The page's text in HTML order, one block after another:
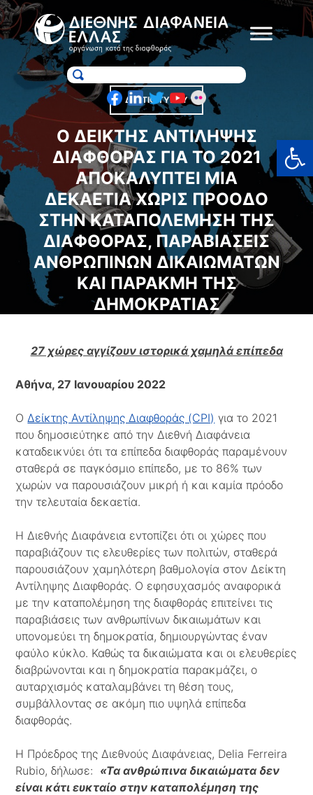
Skip
to
content
ΔΕΛΤΙΟ ΤΥΠΟΥ
Ο ΔΕΙΚΤΗΣ ΑΝΤΙΛΗΨΗΣ
ΔΙΑΦΘΟΡΑΣ ΓΙΑ ΤΟ 2021
ΑΠΟΚΑΛΥΠΤΕΙ ΜΙΑ
ΔΕΚΑΕΤΙΑ ΧΩΡΙΣ ΠΡΟΟΔΟ
ΣΤΗΝ ΚΑΤΑΠΟΛΕΜΗΣΗ ΤΗΣ
ΔΙΑΦΘΟΡΑΣ, ΠΑΡΑΒΙΑΣΕΙΣ
ΑΝΘΡΩΠΙΝΩΝ ΔΙΚΑΙΩΜΑΤΩΝ
ΚΑΙ ΠΑΡΑΚΜΗ ΤΗΣ
ΔΗΜΟΚΡΑΤΙΑΣ
27 χώρες αγγίζουν ιστορικά χαμηλά επίπεδα
Αθήνα, 27 Ιανουαρίου 2022
ΟΔείκτης Αντίληψης Διαφθοράς (CPI) για το 2021
που δημοσιεύτηκε από την Διεθνή Διαφάνεια
καταδεικνύει ότι τα επίπεδα διαφθοράς παραμένουν
σταθερά σε παγκόσμιο επίπεδο, με το 86% των
χωρών να παρουσιάζουν μικρή ή και καμία πρόοδο
την τελευταία δεκαετία.
Η Διεθνής Διαφάνεια εντοπίζει ότι οι χώρες που
παραβιάζουν τις ελευθερίες των πολιτών, σταθερά
παρουσιάζουν χαμηλότερη βαθμολογία στον Δείκτη
Αντίληψης Διαφθοράς. Ο εφησυχασμός αναφορικά
με την καταπολέμηση της διαφθοράς επιτείνει τις
παραβιάσεις των ανθρωπίνων δικαιωμάτων και
υπονομεύει τη δημοκρατία, δημιουργώντας έναν
φαύλο κύκλο. Καθώς τα δικαιώματα και οι ελευθερίες
διαβρώνονται και η δημοκρατία παρακμάζει, ο
αυταρχισμός καταλαμβάνει τη θέση τους,
συμβάλλοντας σε ακόμη πιο υψηλά επίπεδα
διαφθοράς.
Η Πρόεδρος της Διεθνούς Διαφάνειας, Delia Ferreira
Rubio, δήλωσε: «Τα ανθρώπινα δικαιώματα δεν
είναι κάτι ευκταίο στην καταπολέμηση της